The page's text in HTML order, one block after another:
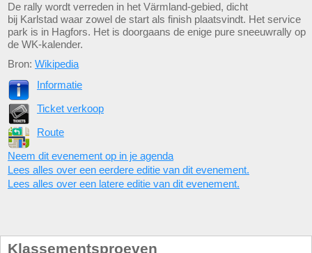
De rally wordt verreden in het Värmland-gebied, dicht
bij Karlstad waar zowel de start als finish plaatsvindt. Het service
park is in Hagfors. Het is doorgaans de enige pure sneeuwrally op
de WK-kalender.
Bron: Wikipedia
Informatie
Ticket verkoop
Route
Neem dit evenement op in je agenda
Lees alles over een eerdere editie van dit evenement.
Lees alles over een latere editie van dit evenement.
Klassementsproeven